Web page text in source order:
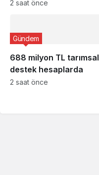
2 saat önce
688 milyon TL tarımsal
destek hesaplarda
Gündem
2 saat önce